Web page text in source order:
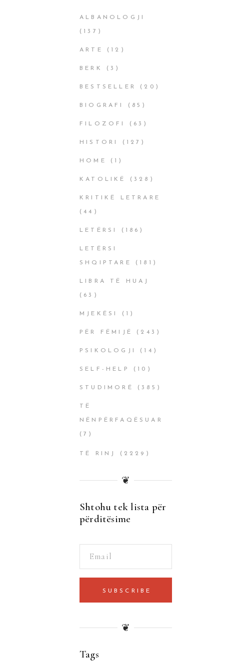
ALBANOLOGJI
(137)
ARTE (12)
BERK (3)
BESTSELLER (20)
BIOGRAFI (85)
FILOZOFI (63)
HISTORI (127)
HOME (1)
KATOLIKË (328)
KRITIKË LETRARE
(44)
LETËRSI (186)
LETËRSI
SHQIPTARE (181)
LIBRA TË HUAJ
(63)
MJEKËSI (1)
PËR FËMIJË (243)
PSIKOLOGJI (14)
SELF-HELP (10)
STUDIMORË (385)
TË
NËNPËRFAQËSUAR
(7)
TË RINJ (2229)
❦
Shtohu tek lista për
përditësime
SUBSCRIBE
❦
Tags